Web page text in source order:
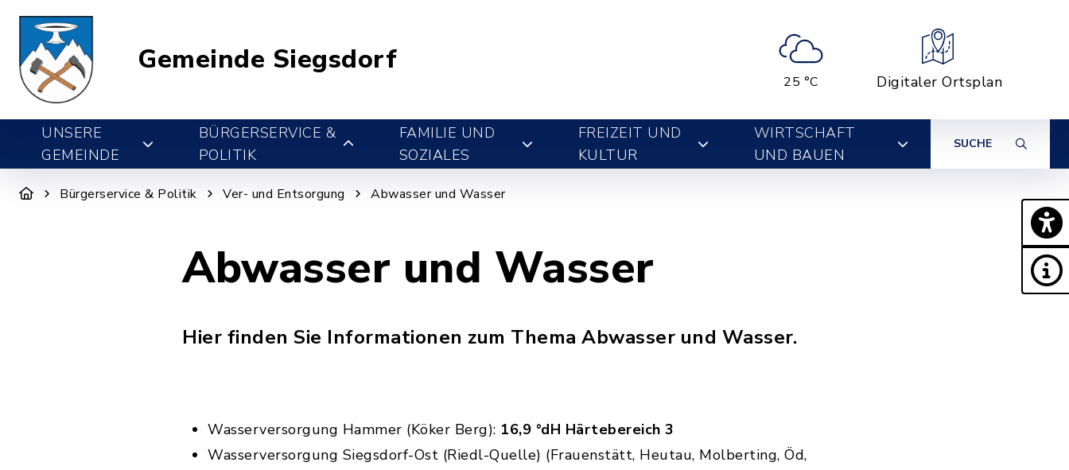
Gemeinde Siegsdorf
25 °C Digitaler Ortsplan
UNSERE
GEMEINDE
BÜRGERSERVICE &
POLITIK
FAMILIE UND
SOZIALES
FREIZEIT UND
KULTUR
WIRTSCHAFT
UND BAUEN
SUCHE
Bürgerservice & Politik Ver- und Entsorgung Abwasser und Wasser
Abwasser und Wasser
Hier finden Sie Informationen zum Thema Abwasser und Wasser.
Wasserversorgung Hammer (Köker Berg): 16,9 °dH Härtebereich 3
Wasserversorgung Siegsdorf-Ost (Riedl-Quelle) (Frauenstätt, Heutau, Molberting, Öd,